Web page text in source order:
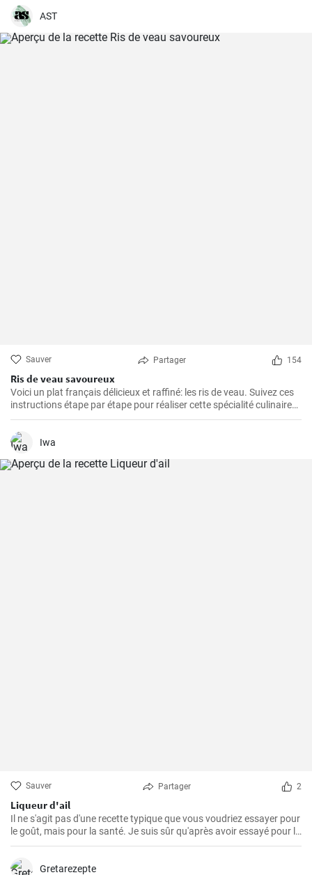
AST
Sauver Partager 154
Ris de veau savoureux
Voici un plat français délicieux et raffiné: les ris de veau. Suivez ces
instructions étape par étape pour réaliser cette spécialité culinaire
française appréciée pour leur texture délicate et leur goût savoureux
Iwa
Sauver Partager 2
Liqueur d'ail
Il ne s'agit pas d'une recette typique que vous voudriez essayer pour
le goût, mais pour la santé. Je suis sûr qu'après avoir essayé pour la
première fois cette teinture magique, puissante et saine à la fois,
Gretarezepte